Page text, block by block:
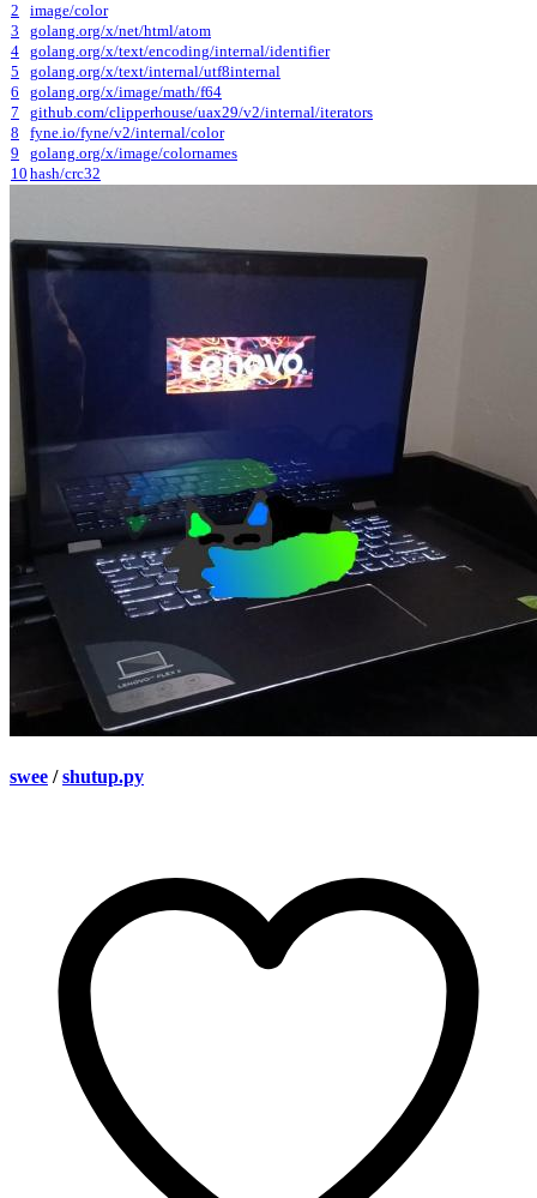
2
image/color
3
golang.org/x/net/html/atom
4
golang.org/x/text/encoding/internal/identifier
5
golang.org/x/text/internal/utf8internal
6
golang.org/x/image/math/f64
7
github.com/clipperhouse/uax29/v2/internal/iterators
8
fyne.io/fyne/v2/internal/color
9
golang.org/x/image/colornames
10 hash/crc32
swee / shutup.py